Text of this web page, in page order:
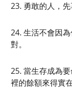
23. 勇敢的人，先
24. 生活不會因
對。
25. 當生存成為
裡的餘額來得實在